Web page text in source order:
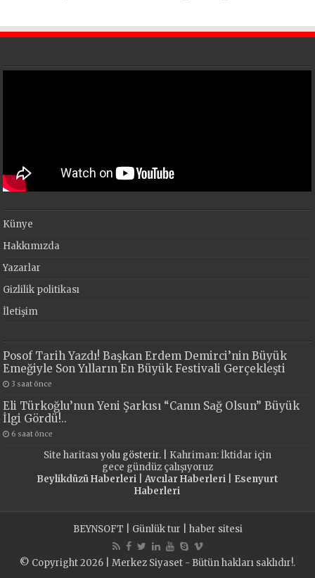
Künye
Hakkımızda
Yazarlar
Gizlilik politikası
İletişim
Posof Tarih Yazdı! Başkan Erdem Demirci’nin Büyük
Emeğiyle Son Yılların En Büyük Festivali Gerçekleşti
3 saat önce
Eli Türkoğlu’nun Yeni Şarkısı “Canın Sağ Olsun” Büyük
İlgi Gördü!..
6 saat önce
Site haritasıyolu gösterir. | Kahriman: İktidar için
gece gündüz çalışıyoruz
Beylikdüzü Haberleri| Avcılar Haberleri| Esenyurt
Haberleri
BEYNSOFT Günlük tur haber sitesi
© Copyright 2026 | Merkez Siyaset - Bütün hakları saklıdır!.